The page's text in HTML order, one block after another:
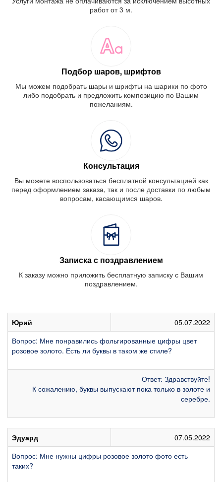
работ от 3 м.
Подбор шаров, шрифтов
Мы можем подобрать шары и шрифты на шарики по фото
либо подобрать и предложить композицию по Вашим
пожеланиям.
Консультация
Вы можете воспользоваться бесплатной консультацией как
перед оформлением заказа, так и после доставки по любым
вопросам, касающимся шаров.
Записка с поздравлением
К заказу можно приложить бесплатную записку с Вашим
поздравлением.
Юрий
05.07.2022
Вопрос: Мне понравились фольгированные цифры цвет
розовое золото. Есть ли буквы в таком же стиле?
Ответ: Здравствуйте!
К сожалению, буквы выпускают пока только в золоте и
серебре.
Эдуард
07.05.2022
Вопрос: Мне нужны цифры розовое золото фото есть
таких?